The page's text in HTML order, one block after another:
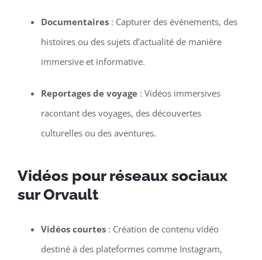
Documentaires: Capturer des événements, des
histoires ou des sujets d’actualité de manière
immersive et informative.
Reportages de voyage: Vidéos immersives
racontant des voyages, des découvertes
culturelles ou des aventures.
Vidéos pour réseaux sociaux
sur Orvault
Vidéos courtes: Création de contenu vidéo
destiné à des plateformes comme Instagram,